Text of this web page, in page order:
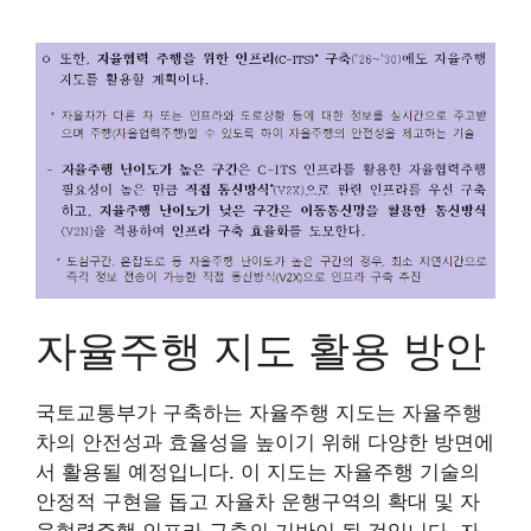
자율주행 지도 활용 방안
국토교통부가 구축하는 자율주행 지도는 자율주행
차의 안전성과 효율성을 높이기 위해 다양한 방면에
서 활용될 예정입니다. 이 지도는 자율주행 기술의
안정적 구현을 돕고 자율차 운행구역의 확대 및 자